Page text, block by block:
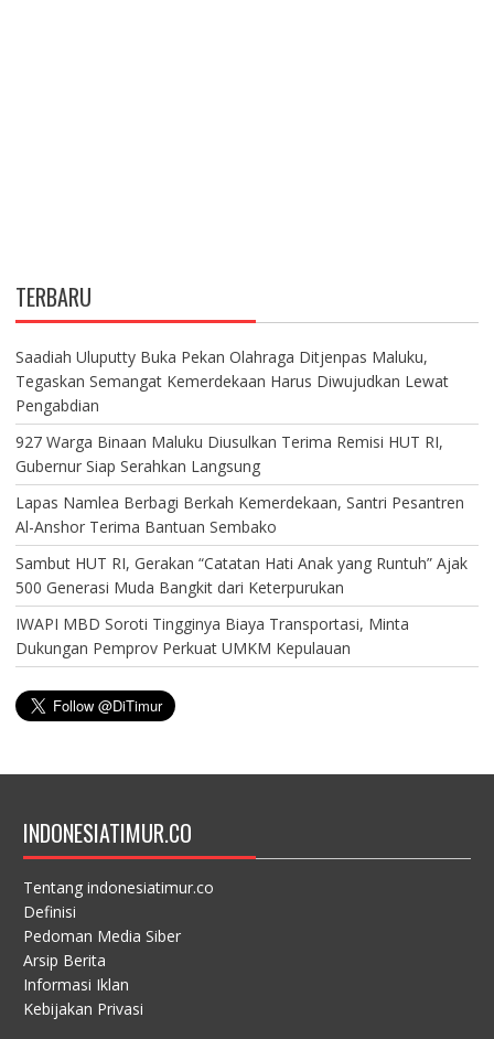
TERBARU
Saadiah Uluputty Buka Pekan Olahraga Ditjenpas Maluku,
Tegaskan Semangat Kemerdekaan Harus Diwujudkan Lewat
Pengabdian
927 Warga Binaan Maluku Diusulkan Terima Remisi HUT RI,
Gubernur Siap Serahkan Langsung
Lapas Namlea Berbagi Berkah Kemerdekaan, Santri Pesantren
Al-Anshor Terima Bantuan Sembako
Sambut HUT RI, Gerakan “Catatan Hati Anak yang Runtuh” Ajak
500 Generasi Muda Bangkit dari Keterpurukan
IWAPI MBD Soroti Tingginya Biaya Transportasi, Minta
Dukungan Pemprov Perkuat UMKM Kepulauan
INDONESIATIMUR.CO
Tentang indonesiatimur.co
Definisi
Pedoman Media Siber
Arsip Berita
Informasi Iklan
Kebijakan Privasi